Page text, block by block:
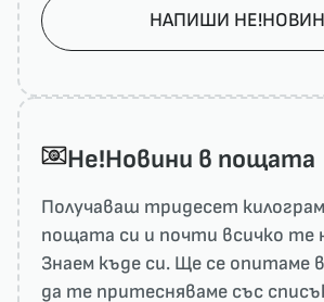
НАПИШИ
He!Новини в пощата
Получаваш тридесет
пощата си и почти всичко те
Знаем къде си. Ще се опитаме
да те притесняваме със